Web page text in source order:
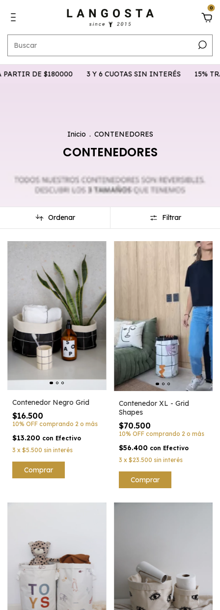
0
3 Y 6 CUOTAS SIN INTERÉS 15% TRANSFERENCIA
Inicio . CONTENEDORES
CONTENEDORES
Ordenar Filtrar
Contenedor Negro Grid
$16.500
10% OFF comprando 2 o más
$13.200 con Efectivo
3 x $5.500 sin interés
Comprar
Contenedor XL - Grid
Shapes
$70.500
10% OFF comprando 2 o más
$56.400 con Efectivo
3 x $23.500 sin interés